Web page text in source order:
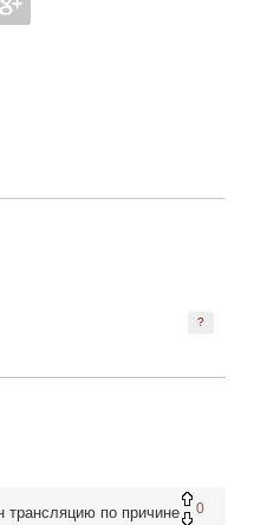
?
0
трансляцию по причине